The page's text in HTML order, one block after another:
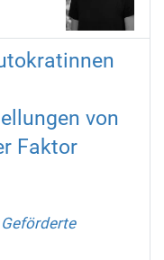
von
Faktor
Geförderte